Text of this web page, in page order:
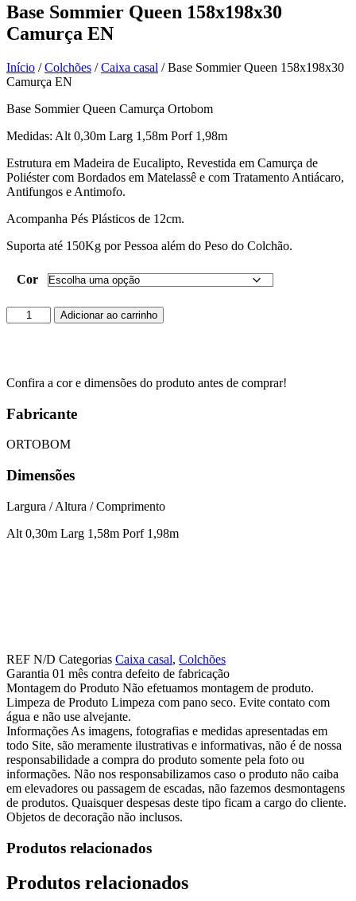
Base Sommier Queen 158x198x30
Camurça EN
Início /Colchões /Caixa casal / Base Sommier Queen 158x198x30
Camurça EN
Base Sommier Queen Camurça Ortobom
Medidas: Alt 0,30m Larg 1,58m Porf 1,98m
Estrutura em Madeira de Eucalipto, Revestida em Camurça de
Poliéster com Bordados em Matelassê e com Tratamento Antiácaro,
Antifungos e Antimofo.
Acompanha Pés Plásticos de 12cm.
Suporta até 150Kg por Pessoa além do Peso do Colchão.
Cor
Base
Sommier
EN
Adicionar ao carrinho
Confira a cor e dimensões do produto antes de comprar!
Fabricante
ORTOBOM
Dimensões
Largura / Altura / Comprimento
Alt 0,30m Larg 1,58m Porf 1,98m
REF N/D Categorias Caixa casal, Colchões
Garantia 01 mês contra defeito de fabricação
Montagem do Produto Não efetuamos montagem de produto.
Limpeza de Produto Limpeza com pano seco. Evite contato com
água e não use alvejante.
Informações As imagens, fotografias e medidas apresentadas em
todo Site, são meramente ilustrativas e informativas, não é de nossa
responsabilidade a compra do produto somente pela foto ou
informações. Não nos responsabilizamos caso o produto não caiba
em elevadores ou passagem de escadas, não fazemos desmontagens
de produtos. Quaisquer despesas deste tipo ficam a cargo do cliente.
Objetos de decoração não inclusos.
Produtos relacionados
Produtos relacionados